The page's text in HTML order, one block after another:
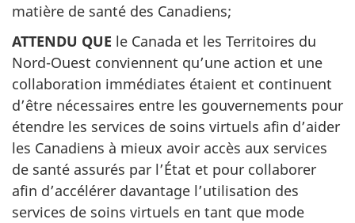
matière de santé des Canadiens;
ATTENDU QUE le Canada et les Territoires du
Nord-Ouest conviennent qu’une action et une
collaboration immédiates étaient et continuent
d’être nécessaires entre les gouvernements pour
étendre les services de soins virtuels afin d’aider
les Canadiens à mieux avoir accès aux services
de santé assurés par l’État et pour collaborer
afin d’accélérer davantage l’utilisation des
services de soins virtuels en tant que mode